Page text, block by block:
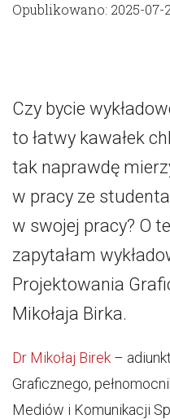
Opublikowano: 2025-07-
Czy bycie
to łatwy kawałek
tak naprawdę
w pracy ze
w swojej pracy? O
zapytałam
Projektowania
Mikołaja Birka.
Dr Mikołaj Birek –
Graficznego,
Mediów i Komunikacji